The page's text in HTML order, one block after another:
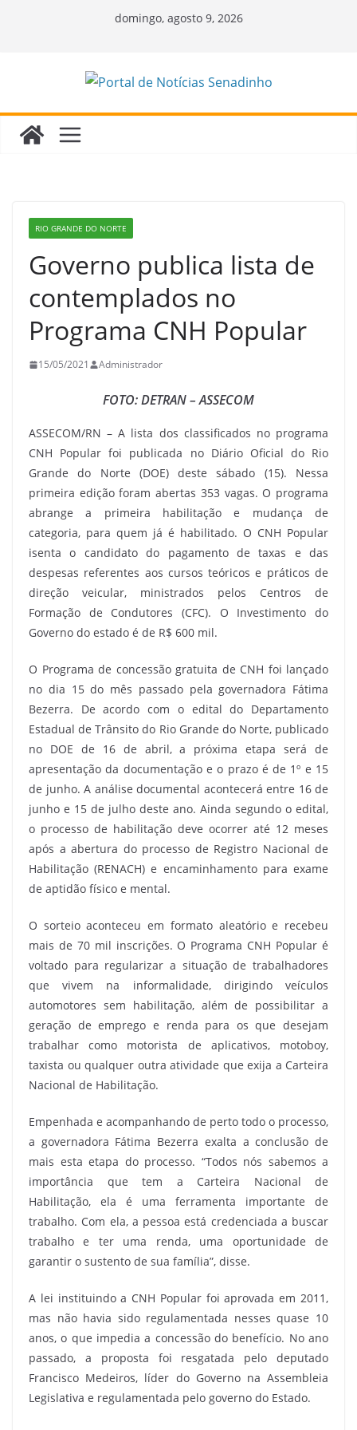
domingo, agosto 9, 2026
RIO GRANDE DO NORTE
Governo publica lista de
contemplados no
Programa CNH Popular
15/05/2021 Administrador
FOTO: DETRAN – ASSECOM
ASSECOM/RN – A lista dos classificados no programa
CNH Popular foi publicada no Diário Oficial do Rio
Grande do Norte (DOE) deste sábado (15). Nessa
primeira edição foram abertas 353 vagas. O programa
abrange a primeira habilitação e mudança de
categoria, para quem já é habilitado. O CNH Popular
isenta o candidato do pagamento de taxas e das
despesas referentes aos cursos teóricos e práticos de
direção veicular, ministrados pelos Centros de
Formação de Condutores (CFC). O Investimento do
Governo do estado é de R$ 600 mil.
O Programa de concessão gratuita de CNH foi lançado
no dia 15 do mês passado pela governadora Fátima
Bezerra. De acordo com o edital do Departamento
Estadual de Trânsito do Rio Grande do Norte, publicado
no DOE de 16 de abril, a próxima etapa será de
apresentação da documentação e o prazo é de 1º e 15
de junho. A análise documental acontecerá entre 16 de
junho e 15 de julho deste ano. Ainda segundo o edital,
o processo de habilitação deve ocorrer até 12 meses
após a abertura do processo de Registro Nacional de
Habilitação (RENACH) e encaminhamento para exame
de aptidão físico e mental.
O sorteio aconteceu em formato aleatório e recebeu
mais de 70 mil inscrições. O Programa CNH Popular é
voltado para regularizar a situação de trabalhadores
que vivem na informalidade, dirigindo veículos
automotores sem habilitação, além de possibilitar a
geração de emprego e renda para os que desejam
trabalhar como motorista de aplicativos, motoboy,
taxista ou qualquer outra atividade que exija a Carteira
Nacional de Habilitação.
Empenhada e acompanhando de perto todo o processo,
a governadora Fátima Bezerra exalta a conclusão de
mais esta etapa do processo. “Todos nós sabemos a
importância que tem a Carteira Nacional de
Habilitação, ela é uma ferramenta importante de
trabalho. Com ela, a pessoa está credenciada a buscar
trabalho e ter uma renda, uma oportunidade de
garantir o sustento de sua família”, disse.
A lei instituindo a CNH Popular foi aprovada em 2011,
mas não havia sido regulamentada nesses quase 10
anos, o que impedia a concessão do benefício. No ano
passado, a proposta foi resgatada pelo deputado
Francisco Medeiros, líder do Governo na Assembleia
Legislativa e regulamentada pelo governo do Estado.